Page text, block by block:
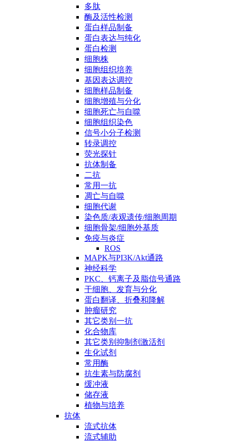
多肽
酶及活性检测
蛋白样品制备
蛋白表达与纯化
蛋白检测
细胞株
细胞组织培养
基因表达调控
细胞样品制备
细胞增殖与分化
细胞死亡与自噬
细胞组织染色
信号小分子检测
转录调控
荧光探针
抗体制备
二抗
常用一抗
凋亡与自噬
细胞代谢
染色质/表观遗传/细胞周期
细胞骨架/细胞外基质
免疫与炎症
ROS
MAPK与PI3K/Akt通路
神经科学
PKC、钙离子及脂信号通路
干细胞、发育与分化
蛋白翻译、折叠和降解
肿瘤研究
其它类别一抗
化合物库
其它类别抑制剂激活剂
生化试剂
常用酶
抗生素与防腐剂
缓冲液
储存液
植物与培养
抗体
流式抗体
流式辅助